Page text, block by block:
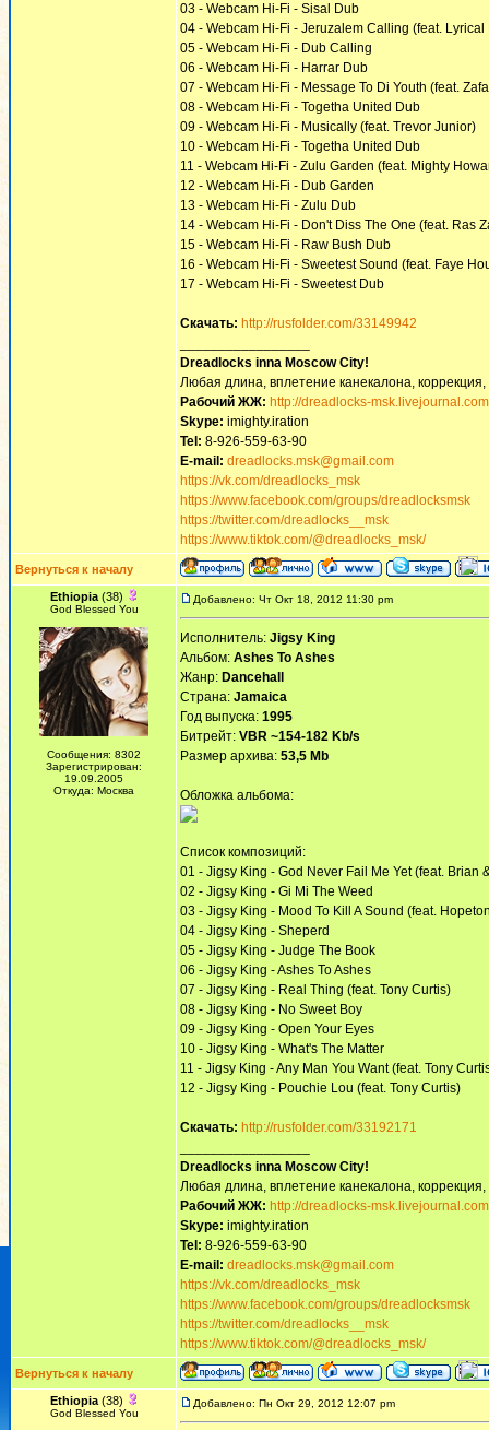
03 - Webcam Hi-Fi - Sisal Dub
04 - Webcam Hi-Fi - Jeruzalem Calling (feat. Lyrical
05 - Webcam Hi-Fi - Dub Calling
06 - Webcam Hi-Fi - Harrar Dub
07 - Webcam Hi-Fi - Message To Di Youth (feat.
08 - Webcam Hi-Fi - Togetha United Dub
09 - Webcam Hi-Fi - Musically (feat. Trevor Junior)
10 - Webcam Hi-Fi - Togetha United Dub
11 - Webcam Hi-Fi - Zulu Garden (feat. Mighty
12 - Webcam Hi-Fi - Dub Garden
13 - Webcam Hi-Fi - Zulu Dub
14 - Webcam Hi-Fi - Don't Diss The One (feat. Ras
15 - Webcam Hi-Fi - Raw Bush Dub
16 - Webcam Hi-Fi - Sweetest Sound (feat. Faye
17 - Webcam Hi-Fi - Sweetest Dub
Скачать: http://rusfolder.com/33149942
Dreadlocks inna Moscow Сity!
Любая длина, вплетение канекалона,
Рабочий ЖЖ: http://dreadlocks-
Skype: imighty.iration
Tel: 8-926-559-63-90
E-mail: dreadlocks.msk@gmail.com
https://vk.com/dreadlocks_msk
https://www.facebook.com/groups/dreadlocksmsk
https://twitter.com/dreadlocks__msk
https://www.tiktok.com/@dreadlocks_msk/
Вернуться к началу
Ethiopia(38)
God Blessed You
Сообщения: 8302
Зарегистрирован:
19.09.2005
Откуда: Москва
Добавлено: Чт Окт 18, 2012 11:30 pm
Исполнитель: Jigsy King
Альбом: Ashes To Ashes
Жанр: Dancehall
Страна: Jamaica
Год выпуска: 1995
Битрейт: VBR ~154-182 Kb/s
Размер архива: 53,5 Mb
Обложка альбома:
Список композиций:
01 - Jigsy King - God Never Fail Me Yet (feat. Brian
02 - Jigsy King - Gi Mi The Weed
03 - Jigsy King - Mood To Kill A Sound (feat.
04 - Jigsy King - Sheperd
05 - Jigsy King - Judge The Book
06 - Jigsy King - Ashes To Ashes
07 - Jigsy King - Real Thing (feat. Tony Curtis)
08 - Jigsy King - No Sweet Boy
09 - Jigsy King - Open Your Eyes
10 - Jigsy King - What's The Matter
11 - Jigsy King - Any Man You Want (feat. Tony
12 - Jigsy King - Pouchie Lou (feat. Tony Curtis)
Скачать: http://rusfolder.com/33192171
Dreadlocks inna Moscow Сity!
Любая длина, вплетение канекалона,
Рабочий ЖЖ: http://dreadlocks-
Skype: imighty.iration
Tel: 8-926-559-63-90
E-mail: dreadlocks.msk@gmail.com
https://vk.com/dreadlocks_msk
https://www.facebook.com/groups/dreadlocksmsk
https://twitter.com/dreadlocks__msk
https://www.tiktok.com/@dreadlocks_msk/
Вернуться к началу
Ethiopia(38)
God Blessed You
Добавлено: Пн Окт 29, 2012 12:07 pm